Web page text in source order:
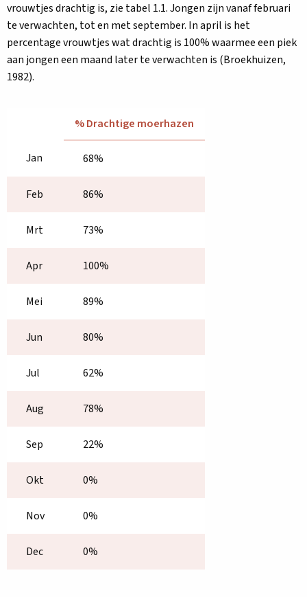
vrouwtjes drachtig is, zie tabel 1.1. Jongen zijn vanaf februari
te verwachten, tot en met september. In april is het
percentage vrouwtjes wat drachtig is 100% waarmee een piek
aan jongen een maand later te verwachten is (Broekhuizen,
1982).
% Drachtige moerhazen
Jan 68%
Feb 86%
Mrt 73%
Apr 100%
Mei 89%
Jun 80%
Jul 62%
Aug 78%
Sep 22%
Okt 0%
Nov 0%
Dec 0%